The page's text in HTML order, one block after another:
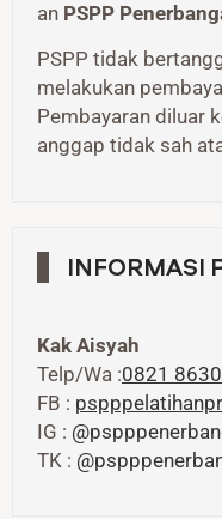
an PSPP
PSPP tidak
melakukan
Pembayaran diluar
anggap tidak sah
INFORMASI
Kak Aisyah
Telp/Wa :0821
FB :
IG :
TK :